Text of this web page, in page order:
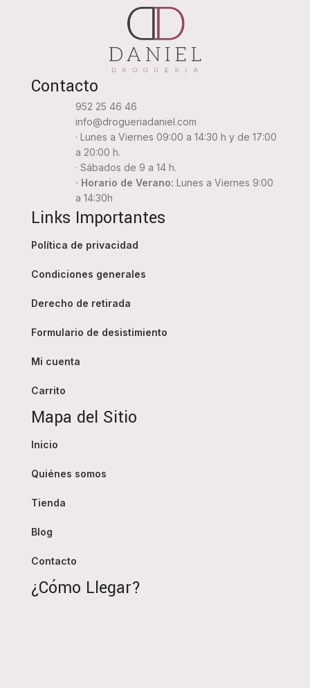
Contacto
952 25 46 46
info@drogueriadaniel.com
· Lunes a Viernes 09:00 a 14:30 h y de 17:00
a 20:00 h.
· Sábados de 9 a 14 h.
· Horario de Verano: Lunes a Viernes 9:00
a 14:30h
Links Importantes
Política de privacidad
Condiciones generales
Derecho de retirada
Formulario de desistimiento
Mi cuenta
Carrito
Mapa del Sitio
Inicio
Quiénes somos
Tienda
Blog
Contacto
¿Cómo Llegar?